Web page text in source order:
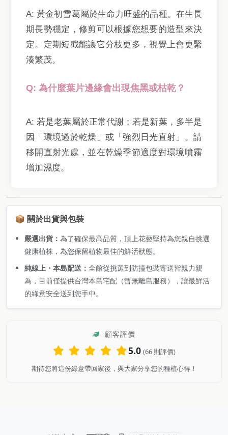
A: 黃金初雪葛屬於生命力旺盛的品種。在生長
期長勢穩定，修剪可以根據您想要的造型來決
定。定期短截能讓它分枝更多，視覺上會更緊
湊繁茂。
Q: 為什麼葉片邊緣會出現焦黑或枯乾？
A: 若是老葉屬於正常代謝；若是新葉，多半是
因「環境過於乾燥」或「強烈日光直射」。請
移開直射光處，並在乾燥季節適度對環境噴霧
增加濕度。
📦 關於出貨與包裝
嚴選出貨：為了確保最高品質，頂上花藝堅持為您親自挑選
健康植株，為您保留植物最佳的鮮活狀態。
純線上・本島配送：全館從挑選到防撞包裝寄送皆親力親
為，目前僅提供台灣本島宅配（暫無離島服務），讓最鮮活
的綠意安全送到您手中。
顧客評價
5.0 (66 則評價)
期待您將這份綠意帶回家後，與大家分享您的種植心得！